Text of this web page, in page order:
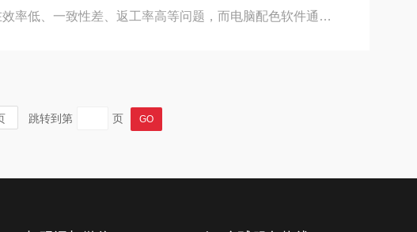
率低、一致性差、返工率高等问题，而电脑配色软件通过
注哪些点，也不知道哪款更适合自己。本文将针对油漆涂
主流配色软件品牌与产品，分析其特点与适配场景，为用户
跳转到第 页